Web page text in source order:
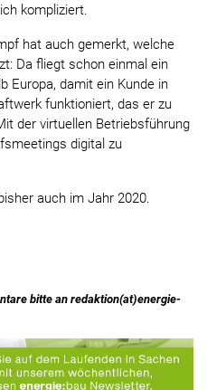
kompliziert.
hat auch gemerkt, welche
Da fliegt schon einmal ein
Europa, damit ein Kunde in
funktioniert, das er zu
der virtuellen Betriebsführung
digital zu
auch im Jahr 2020.
bitte an redaktion(at)energie-